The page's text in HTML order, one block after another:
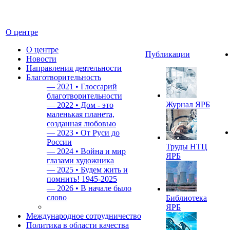
О центре
О центре
Новости
Направления деятельности
Благотворительность
— 2021 • Глоссарий
благотворительности
— 2022 • Дом - это
маленькая планета,
созданная любовью
— 2023 • От Руси до
России
— 2024 • Война и мир
глазами художника
— 2025 • Будем жить и
помнить! 1945-2025
— 2026 • В начале было
слово
Международное сотрудничество
Политика в области качества
Публикации
Журнал ЯРБ
Труды НТЦ
ЯРБ
Библиотека
ЯРБ